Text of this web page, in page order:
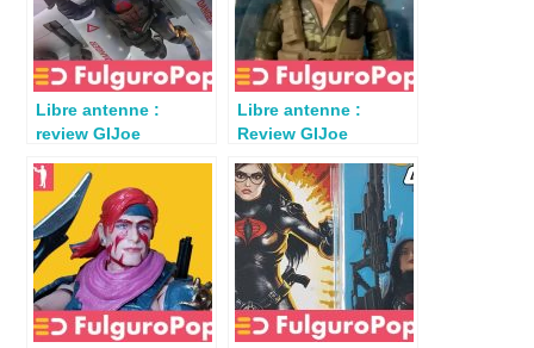
Libre antenne :
review GIJoe
CLAW par Sebastator
Libre antenne :
Review GIJoe
par Sebastator